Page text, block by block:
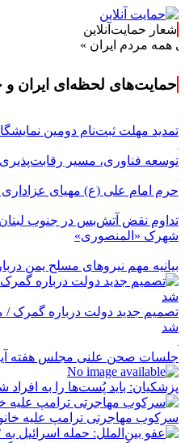
شعار حمایت‌آنلاین
ایران »
حمایت‌های لحظه‌ای ایران و
تمدید مهلت ثبت‌نام دومین نمایشگاه «فر
توسعه فناوری، مسیر
حرم امام علی (ع) مهیای
تداوم نقض آتش‌بس در جنوب
شهرک «المنصوری»
بیانیه مهم نیروهای مسلح یمن
تصمیم جدید دولت درباره گمرک /
شد
جلسات صحن علنی مجلس هفته
پزشکیان: باید پُست‌ها را به افراد
سرکوب مهاجرتی ترامپ علیه